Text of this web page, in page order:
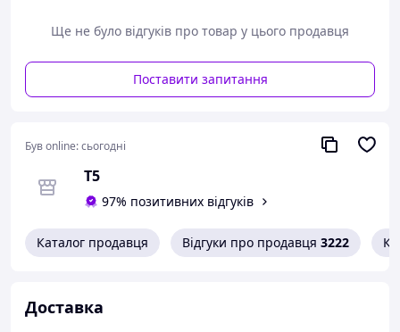
Ще не було відгуків про товар у цього продавця
Поставити запитання
Був online:сьогодні
Т5
97% позитивних відгуків
Каталог продавця Відгуки про продавця 3222
Доставка